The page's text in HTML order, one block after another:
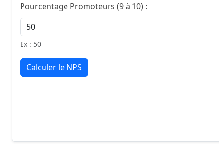
Pourcentage Promoteurs (9 à 10) :
Ex : 50
Calculer le NPS